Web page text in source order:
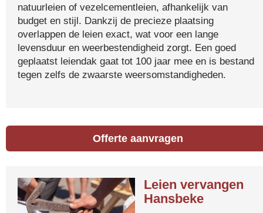
natuurleien of vezelcementleien, afhankelijk van
budget en stijl. Dankzij de precieze plaatsing
overlappen de leien exact, wat voor een lange
levensduur en weerbestendigheid zorgt. Een goed
geplaatst leiendak gaat tot 100 jaar mee en is bestand
tegen zelfs de zwaarste weersomstandigheden.
Offerte aanvragen
Leien vervangen
Hansbeke